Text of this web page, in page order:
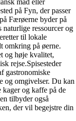
på Fyn, der passer
Færøerne byder på
ressourcer og
til lokale
omkring på øerne.
og høje kvalitet,
rejse.Spisesteder
gastronomiske
og omgivelser. Du kan
og kaffe på de
tilbyder også
der vil begejstre din